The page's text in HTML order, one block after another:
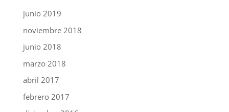
junio 2019
noviembre 2018
junio 2018
marzo 2018
abril 2017
febrero 2017